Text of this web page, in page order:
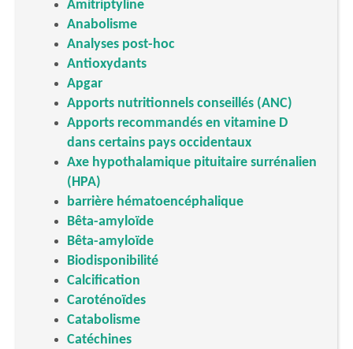
Amitriptyline
Anabolisme
Analyses post-hoc
Antioxydants
Apgar
Apports nutritionnels conseillés (ANC)
Apports recommandés en vitamine D
dans certains pays occidentaux
Axe hypothalamique pituitaire surrénalien
(HPA)
barrière hématoencéphalique
Bêta-amyloïde
Bêta-amyloïde
Biodisponibilité
Calcification
Caroténoïdes
Catabolisme
Catéchines